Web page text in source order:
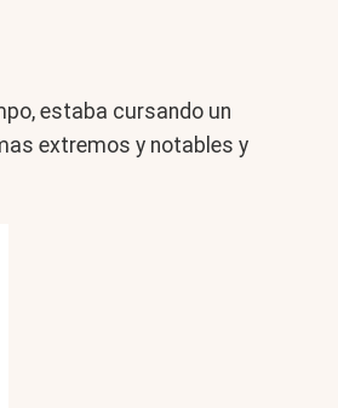
estaba cursando un
extremos y notables y